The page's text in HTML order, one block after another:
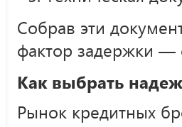
Собрав эти
фактор задержки —
Как выбрать
Рынок кредитных